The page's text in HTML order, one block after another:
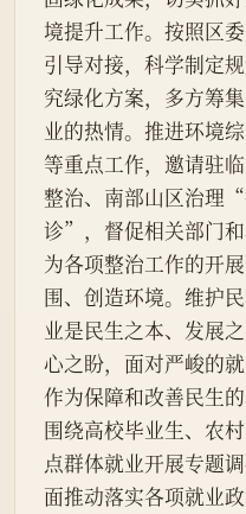
境提升工作。按照区
引导对接，科学制定
究绿化方案，多方筹
业的热情。推进环境
等重点工作，邀请驻
整治、南部山区治理
诊”，督促相关部门和
为各项整治工作的开
围、创造环境。维护
业是民生之本、发展
心之盼，面对严峻的
作为保障和改善民生的
围绕高校毕业生、农
点群体就业开展专题
面推动落实各项就业